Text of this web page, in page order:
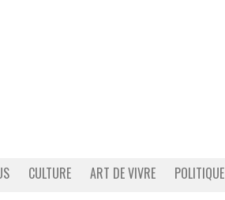
CULTURE ART DE VIVRE POLITIQUE